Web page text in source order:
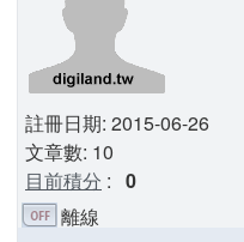
註冊日期: 2015-06-26
文章數: 10
目前積分 : 0
離線